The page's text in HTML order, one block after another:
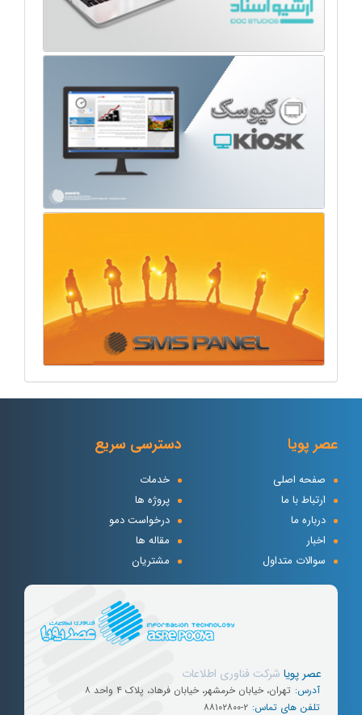
عصر پویا
صفحه اصلی
ارتباط با ما
درباره ما
اخبار
سوالات متداول
دسترسی سریع
خدمات
پروژه ها
درخواست دمو
مقاله ها
مشتریان
عصر پویا شرکت فناوری اطلاعات
آدرس: تهران، خیابان خرمشهر، خیابان فرهاد، پلاک ۴ واحد ۸
تلفن های تماس: ۸۸۱۰۲۸۰۰-۲